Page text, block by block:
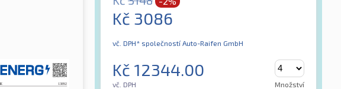
Kč 3086
vč. DPH* společností Auto-Raifen GmbH
Kč 12344.00
vč. DPH Množství